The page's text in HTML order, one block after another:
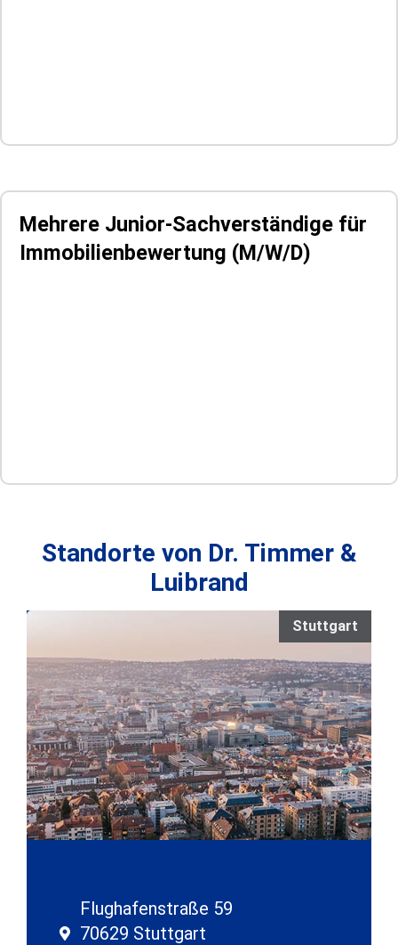
Mehrere Junior-Sachverständige für
Immobilienbewertung (M/W/D)
Standorte von Dr. Timmer &
Luibrand
Stuttgart
Flughafenstraße 59
70629 Stuttgart